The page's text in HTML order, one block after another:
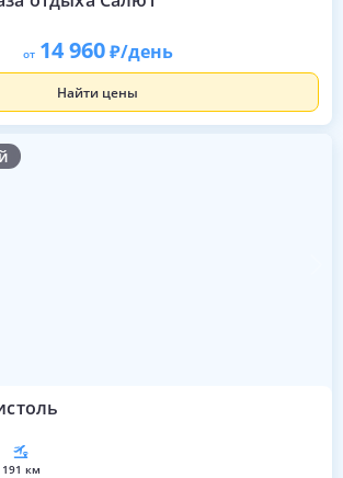
от 14 960 /день
Найти цены
191 км